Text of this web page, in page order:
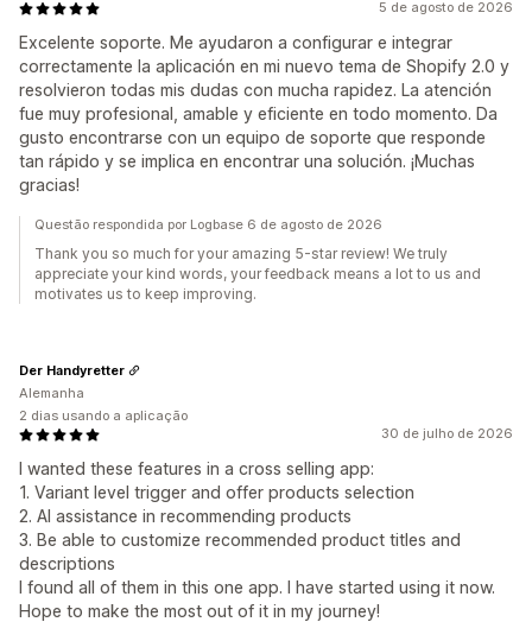
5 de agosto de 2026
Excelente soporte. Me ayudaron a configurar e integrar
correctamente la aplicación en mi nuevo tema de Shopify 2.0 y
resolvieron todas mis dudas con mucha rapidez. La atención
fue muy profesional, amable y eficiente en todo momento. Da
gusto encontrarse con un equipo de soporte que responde
tan rápido y se implica en encontrar una solución. ¡Muchas
gracias!
Questão respondida por Logbase 6 de agosto de 2026
Thank you so much for your amazing 5-star review! We truly
appreciate your kind words, your feedback means a lot to us and
motivates us to keep improving.
30 de julho de 2026
I wanted these features in a cross selling app:
1. Variant level trigger and offer products selection
2. AI assistance in recommending products
3. Be able to customize recommended product titles and
descriptions
I found all of them in this one app. I have started using it now.
Hope to make the most out of it in my journey!
Der Handyretter
Alemanha
2 dias usando a aplicação